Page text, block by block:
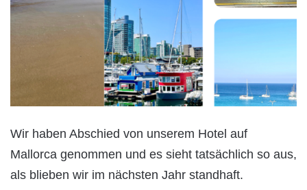
Wir haben Abschied von unserem Hotel auf
Mallorca genommen und es sieht tatsächlich so aus,
als blieben wir im nächsten Jahr standhaft.